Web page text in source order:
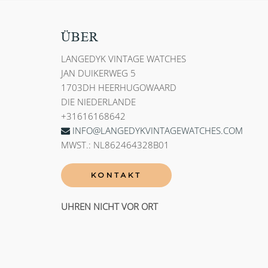
ÜBER
LANGEDYK VINTAGE WATCHES
JAN DUIKERWEG 5
1703DH HEERHUGOWAARD
DIE NIEDERLANDE
+31616168642
INFO@LANGEDYKVINTAGEWATCHES.COM
MWST.: NL862464328B01
KONTAKT
UHREN NICHT VOR ORT